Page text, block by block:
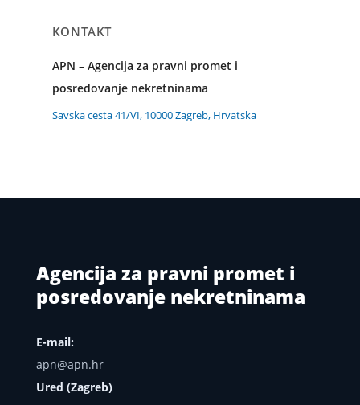
KONTAKT
APN – Agencija za pravni promet i
posredovanje nekretninama
Savska cesta 41/VI, 10000 Zagreb, Hrvatska
Agencija za pravni promet i
posredovanje nekretninama
E-mail:
apn@apn.hr
Ured (Zagreb)